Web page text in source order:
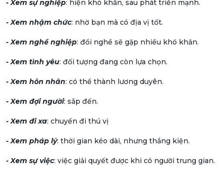
- Xem sự nghiệp: hiện khó khăn, sau phát triển mạnh.
- Xem nhậm chức: nhờ bạn mà có địa vị tốt.
- Xem nghề nghiệp: đổi nghề sẽ gặp nhiều khó khăn.
- Xem tình yêu: đối tượng đang còn lựa chọn.
- Xem hôn nhân: có thể thành lương duyên.
- Xem đợi người: sắp đến.
- Xem đi xa: chuyến đi thú vị
- Xem pháp lý: thời gian kéo dài, nhưng thắng kiện.
- Xem sự việc: việc giải quyết được khi có người trung gian.